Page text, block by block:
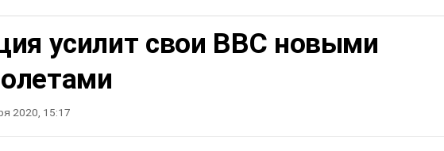
усилит свои ВВС новыми
2020, 15:17